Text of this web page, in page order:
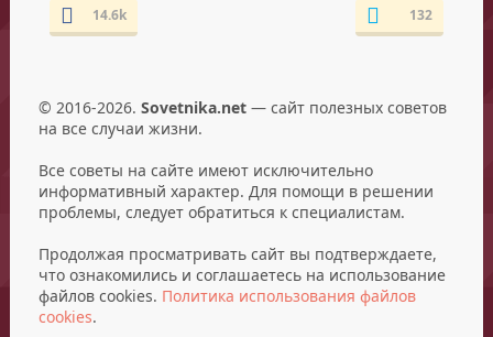
14.6k 132
© 2016-2026. Sovetnika.net— сайт полезных советов
на все случаи жизни.
Все советы на сайте имеют исключительно
информативный характер. Для помощи в решении
проблемы, следует обратиться к специалистам.
Продолжая просматривать сайт вы подтверждаете,
что ознакомились и соглашаетесь на использование
файлов cookies. Политика использования файлов
cookies.